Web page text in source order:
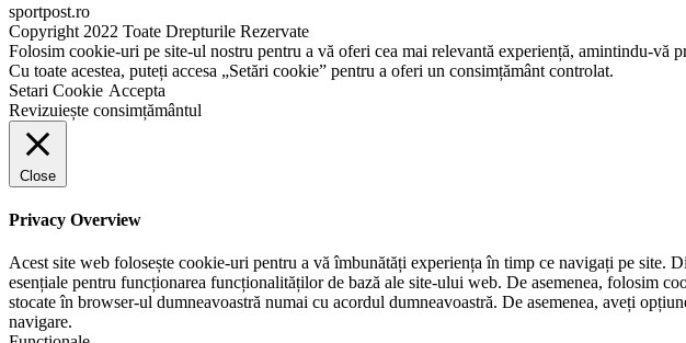
sportpost.ro
Copyright 2022 Toate Drepturile Rezervate
Folosim cookie-uri pe site-ul nostru pentru a vă oferi cea mai relevantă experiență, amintindu-
Cu toate acestea, puteți accesa „Setări cookie” pentru a oferi un consimțământ controlat.
Setari Cookie Accepta
Revizuiește consimțământul
Close
Privacy Overview
Acest site web folosește cookie-uri pentru a vă îmbunătăți experiența în timp ce navigați pe site.
esențiale pentru funcționarea funcționalităților de bază ale site-ului web. De asemenea, folosim
stocate în browser-ul dumneavoastră numai cu acordul dumneavoastră. De asemenea, aveți
navigare.